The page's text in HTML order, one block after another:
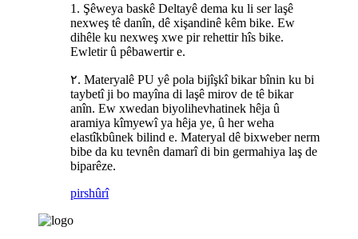
1. Şêweya baskê Deltayê dema ku li ser laşê
nexweş tê danîn, dê xişandinê kêm bike. Ew
dihêle ku nexweş xwe pir rehettir hîs bike.
Ewletir û pêbawertir e.
٢. Materyalê PU yê pola bijîşkî bikar bînin ku bi
taybetî ji bo mayîna di laşê mirov de tê bikar
anîn. Ew xwedan biyolihevhatinek hêja û
aramiya kîmyewî ya hêja ye, û her weha
elastîkbûnek bilind e. Materyal dê bixweber nerm
bibe da ku tevnên damarî di bin germahiya laş de
biparêze.
pirshûrî